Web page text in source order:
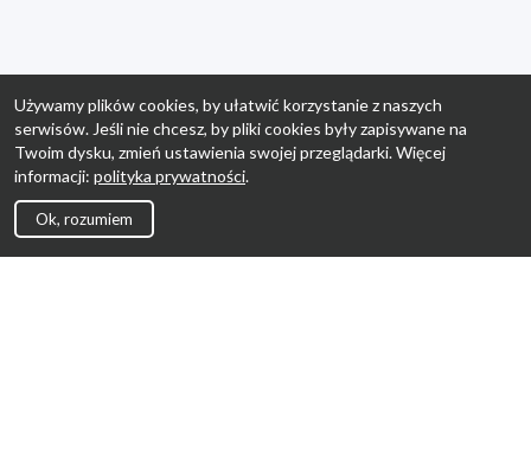
Używamy plików cookies, by ułatwić korzystanie z naszych
serwisów. Jeśli nie chcesz, by pliki cookies były zapisywane na
Twoim dysku, zmień ustawienia swojej przeglądarki. Więcej
informacji: polityka prywatności.
Ok, rozumiem